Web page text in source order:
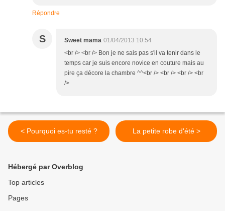
Répondre
S Sweet mama 01/04/2013 10:54
<br /> <br /> Bon je ne sais pas s'il va tenir dans le
temps car je suis encore novice en couture mais au
pire ça décore la chambre ^^<br /> <br /> <br /> <br
/>
< Pourquoi es-tu resté ? La petite robe d'été >
Hébergé par Overblog
Top articles
Pages